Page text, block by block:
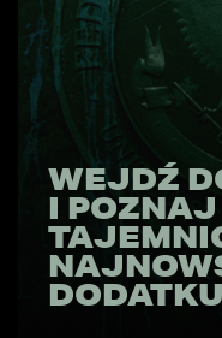
WEJDŹ
I
DODATKU